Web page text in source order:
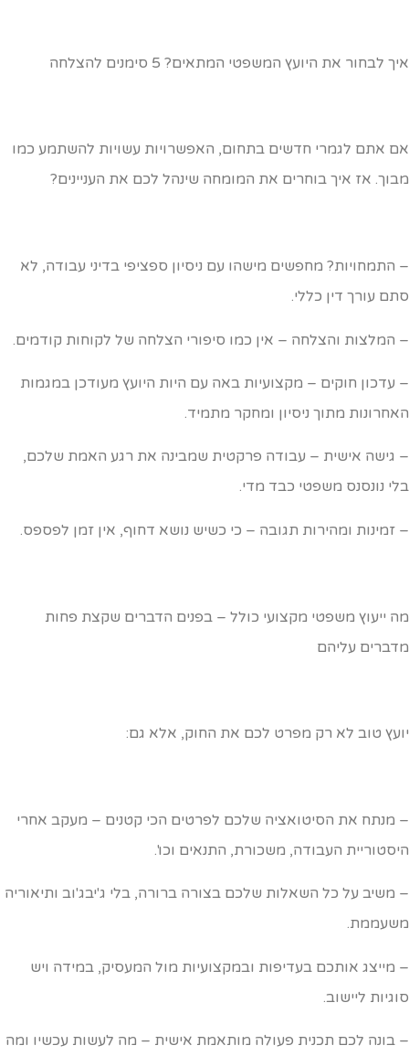
לבחור את היועץ המשפטי המתאים? 5 סימנים להצלחה
אתם לגמרי חדשים בתחום, האפשרויות עשויות להשתמע כמו
אז איך בוחרים את המומחה שינהל לכם את העניינים?
התמחויות? מחפשים מישהו עם ניסיון ספציפי בדיני עבודה, לא
עורך דין כללי.
המלצות והצלחה – אין כמו סיפורי הצלחה של לקוחות קודמים.
עדכון חוקים – מקצועיות באה עם היות היועץ מעודכן במגמות
מתוך ניסיון ומחקר מתמיד.
גישה אישית – עבודה פרקטית שמבינה את רגע האמת שלכם,
נונסנס משפטי כבד מדי.
זמינות ומהירות תגובה – כי כשיש נושא דחוף, אין זמן לפספס.
ייעוץ משפטי מקצועי כולל – בפנים הדברים שקצת פחות
עליהם
טוב לא רק מפרט לכם את החוק, אלא גם:
מנתח את הסיטואציה שלכם לפרטים הכי קטנים – מעקב אחרי
העבודה, משכורת, התנאים וכו'.
משיב על כל השאלות שלכם בצורה ברורה, בלי ג'יבג'וב ותיאוריה
מייצג אותכם בעדיפות ובמקצועיות מול המעסיק, במידה ויש
ליישוב.
בונה לכם תכנית פעולה מותאמת אישית – מה לעשות עכשיו ומה